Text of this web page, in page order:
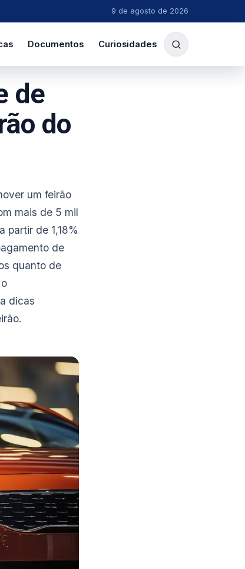
9 de agosto de 2026
Documentos Curiosidades
de
do
um feirão
mais de 5 mil
partir de 1,18%
de
quanto de
dicas